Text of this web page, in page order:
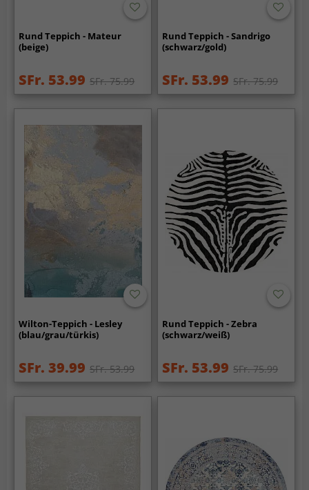
Rund Teppich - Mateur
(beige)
SFr. 53.99 SFr. 75.99
Rund Teppich - Sandrigo
(schwarz/gold)
SFr. 53.99 SFr. 75.99
Wilton-Teppich - Lesley
(blau/grau/türkis)
SFr. 39.99 SFr. 53.99
Rund Teppich - Zebra
(schwarz/weiß)
SFr. 53.99 SFr. 75.99